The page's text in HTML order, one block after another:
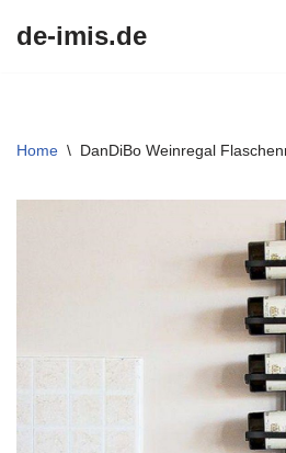
de-imis.de
Home \ DanDiBo Weinregal